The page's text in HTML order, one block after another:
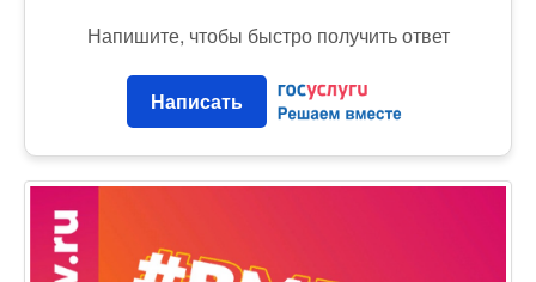
Напишите, чтобы быстро получить ответ
Написать